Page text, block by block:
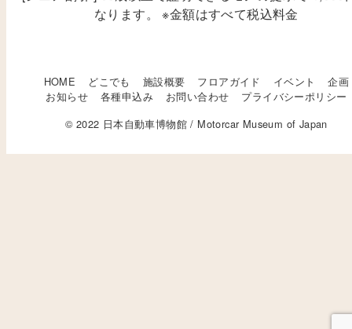
なります。 ※金額はすべて税込料金
HOME どこでも 施設概要 フロアガイド イベント
企画
お知らせ
各種申込み お問い合わせ
プライバシーポリシー
© 2022 日本自動車博物館 / Motorcar Museum of Japan